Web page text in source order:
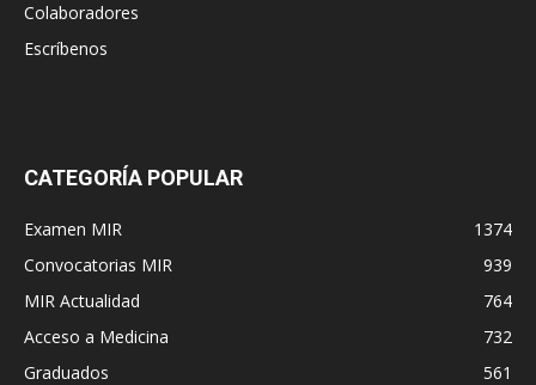
Colaboradores
Escríbenos
CATEGORÍA POPULAR
Examen MIR
1374
Convocatorias MIR
939
MIR Actualidad
764
Acceso a Medicina
732
Graduados
561